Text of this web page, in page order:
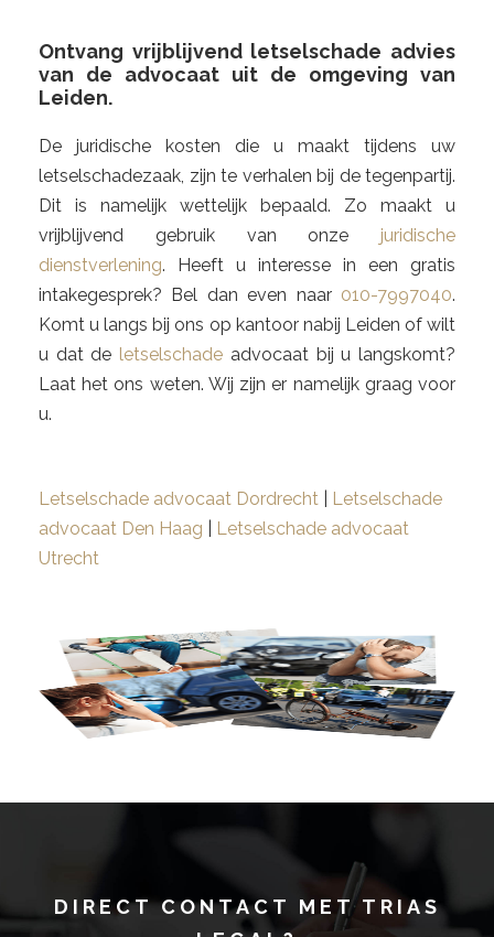
Ontvang vrijblijvend letselschade advies
van de advocaat uit de omgeving van
Leiden.
De juridische kosten die u maakt tijdens uw
letselschadezaak, zijn te verhalen bij de tegenpartij.
Dit is namelijk wettelijk bepaald. Zo maakt u
vrijblijvend gebruik van onze juridische
dienstverlening. Heeft u interesse in een gratis
intakegesprek? Bel dan even naar 010-7997040.
Komt u langs bij ons op kantoor nabij Leiden of wilt
u dat de letselschade advocaat bij u langskomt?
Laat het ons weten. Wij zijn er namelijk graag voor
u.
Letselschade advocaat Dordrecht
Letselschade
advocaat Den Haag
Letselschade advocaat
Utrecht
DIRECT CONTACT MET TRIAS